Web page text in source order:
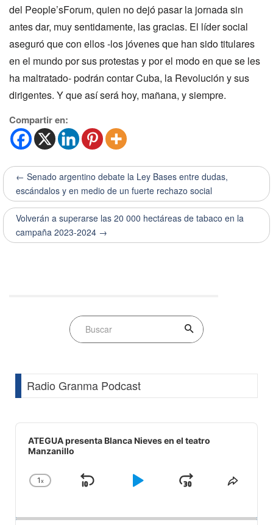
del People’sForum, quien no dejó pasar la jornada sin
antes dar, muy sentidamente, las gracias. El líder social
aseguró que con ellos -los jóvenes que han sido titulares
en el mundo por sus protestas y por el modo en que se les
ha maltratado- podrán contar Cuba, la Revolución y sus
dirigentes. Y que así será hoy, mañana, y siempre.
Compartir en:
← Senado argentino debate la Ley Bases entre dudas,
escándalos y en medio de un fuerte rechazo social
Volverán a superarse las 20 000 hectáreas de tabaco en la
campaña 2023-2024 →
Radio Granma Podcast
Audio
Player
ATEGUA presenta Blanca Nieves en el teatro
Manzanillo
Change
1x
Skip
Play
JumpShare